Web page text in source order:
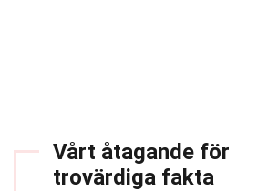
Vårt åtagande för
trovärdiga fakta